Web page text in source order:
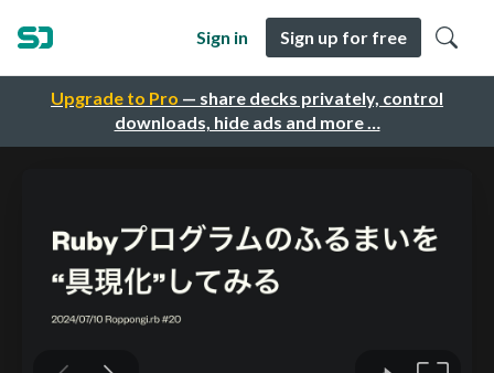
Upgrade to Pro — share decks privately, control
downloads, hide ads and more …
Sign in Sign up for free